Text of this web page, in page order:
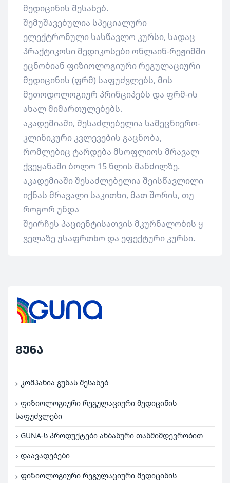
მედიცინის შესახებ.
შემუშავებულია სპეციალური
ელექტრონული სასწავლო კურსი, სადაც
პრაქტიკოსი მედიკოსები ონლაინ-რეჟიმში
ეცნობიან ფიზიოლოგიური რეგულაციური
მედიცინის (ფრმ) საფუძვლებს, მის
მეთოდოლოგიურ პრინციპებს და ფრმ-ის
ახალ მიმართულებებს.
აკადემიაში, შესაძლებელია სამეცნიერო-
კლინიკური კვლევების გაცნობა,
რომლებიც ტარდება მსოფლიოს მრავალ
ქვეყანაში ბოლო 15 წლის მანძილზე.
აკადემიაში შესაძლებელია შეისწავლილი
იქნას მრავალი საკითხი, მათ შორის, თუ
როგორ უნდა
შეირჩეს პაციენტისათვის მკურნალობის ყ
ველაზე უსაფრთხო და ეფექტური კურსი.
გუნა
კომპანია გუნას შესახებ
ფიზიოლოგიური რეგულაციური მედიცინის
საფუძვლები
GUNA-ს პროდუქტები ანბანური თანმიმდევრობით
დაავადებები
ფიზიოლოგიური რეგულაციური მედიცინის